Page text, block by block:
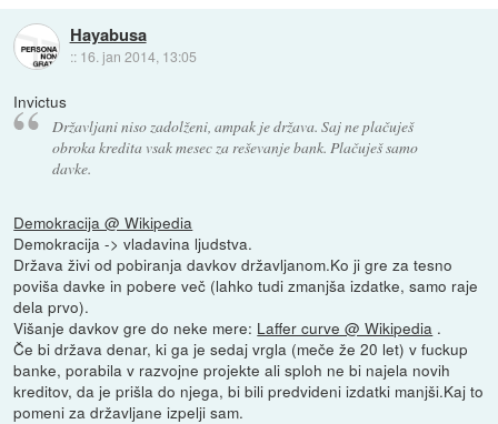
Hayabusa
:: 16. jan 2014, 13:05
Invictus
Državljani niso zadolženi, ampak je država. Saj ne plačuješ
obroka kredita vsak mesec za reševanje bank. Plačuješ samo
davke.
Demokracija @ Wikipedia
Demokracija -> vladavina ljudstva.
Država živi od pobiranja davkov državljanom.Ko ji gre za tesno
poviša davke in pobere več (lahko tudi zmanjša izdatke, samo raje
dela prvo).
Višanje davkov gre do neke mere: Laffer curve @ Wikipedia .
Če bi država denar, ki ga je sedaj vrgla (meče že 20 let) v fuckup
banke, porabila v razvojne projekte ali sploh ne bi najela novih
kreditov, da je prišla do njega, bi bili predvideni izdatki manjši.Kaj to
pomeni za državljane izpelji sam.